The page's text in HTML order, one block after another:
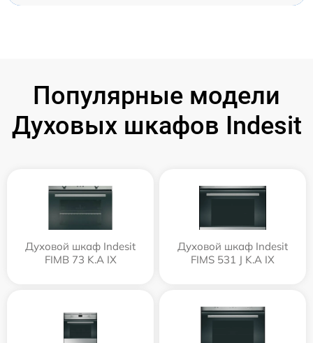
Популярные модели
Духовых шкафов Indesit
Духовой шкаф Indesit
FIMB 73 K.A IX
Духовой шкаф Indesit
FIMS 531 J K.A IX